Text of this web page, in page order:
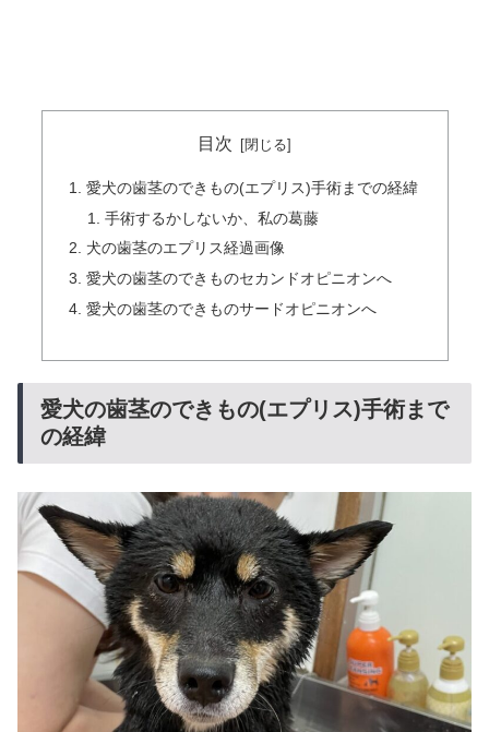
目次
愛犬の歯茎のできもの(エプリス)手術までの経緯
手術するかしないか、私の葛藤
犬の歯茎のエプリス経過画像
愛犬の歯茎のできものセカンドオピニオンへ
愛犬の歯茎のできものサードオピニオンへ
愛犬の歯茎のできもの(エプリス)手術まで
の経緯